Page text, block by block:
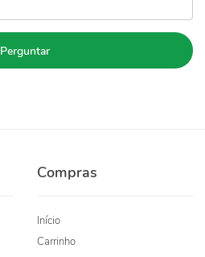
Perguntar
Compras
Início
Carrinho